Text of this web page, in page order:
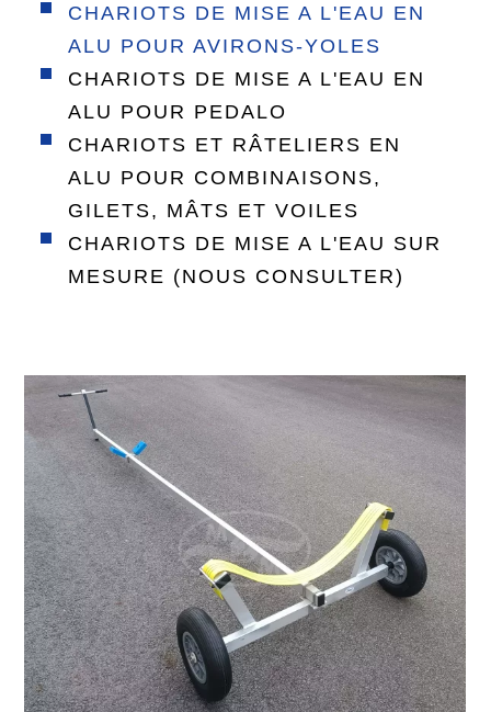
CHARIOTS DE MISE A L'EAU EN
ALU POUR AVIRONS-YOLES
CHARIOTS DE MISE A L'EAU EN
ALU POUR PEDALO
CHARIOTS ET RÂTELIERS EN
ALU POUR COMBINAISONS,
GILETS, MÂTS ET VOILES
CHARIOTS DE MISE A L'EAU SUR
MESURE (NOUS CONSULTER)